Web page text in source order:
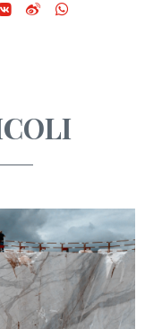
VKontakte
Weibo